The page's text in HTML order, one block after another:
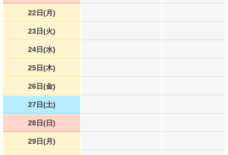
22日(月)
23日(火)
24日(水)
25日(木)
26日(金)
27日(土)
28日(日)
29日(月)